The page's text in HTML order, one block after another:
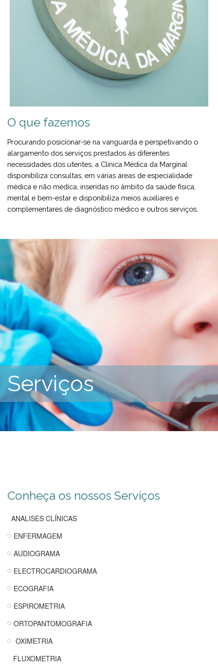
O que fazemos
Procurando posicionar-se na vanguarda e perspetivando o
alargamento dos serviços prestados às diferentes
necessidades dos utentes, a Clínica Médica da Marginal
disponibiliza consultas, em várias áreas de especialidade
médica e não médica, inseridas no âmbito da saúde física,
mental e bem-estar e disponibiliza meios auxiliares e
complementares de diagnóstico médico e outros serviços.
Serviços
Conheça os nossos Serviços
ANALISES CLÍNICAS
ENFERMAGEM
AUDIOGRAMA
ELECTROCARDIOGRAMA
ECOGRAFIA
ESPIROMETRIA
ORTOPANTOMOGRAFIA
OXIMETRIA
FLUXOMETRIA